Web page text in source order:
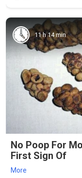
11 h 14 min
No Poop For
First Sign Of
More